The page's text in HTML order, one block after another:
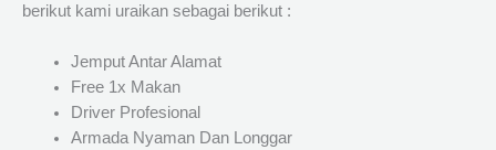
berikut kami uraikan sebagai berikut :
Jemput Antar Alamat
Free 1x Makan
Driver Profesional
Armada Nyaman Dan Longgar